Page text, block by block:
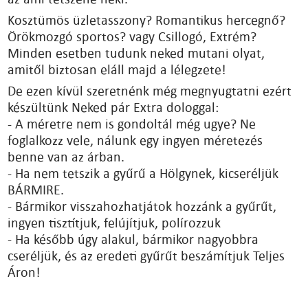
Kosztümös üzletasszony? Romantikus hercegnő?
Örökmozgó sportos? vagy Csillogó, Extrém?
Minden esetben tudunk neked mutani olyat,
amitől biztosan eláll majd a lélegzete!
De ezen kívül szeretnénk még megnyugtatni ezért
készültünk Neked pár Extra dologgal:
- A méretre nem is gondoltál még ugye? Ne
foglalkozz vele, nálunk egy ingyen méretezés
benne van az árban.
- Ha nem tetszik a gyűrű a Hölgynek, kicseréljük
BÁRMIRE.
- Bármikor visszahozhatjátok hozzánk a gyűrűt,
ingyen tisztítjuk, felújítjuk, polírozzuk
- Ha később úgy alakul, bármikor nagyobbra
cseréljük, és az eredeti gyűrűt beszámítjuk Teljes
Áron!